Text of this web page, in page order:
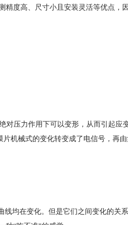
度高、尺寸小且安装灵活等优点，
压力作用下可以变形，从而引起应
机械式的变化转变成了电信号，再
均在变化。但是它们之间变化的关